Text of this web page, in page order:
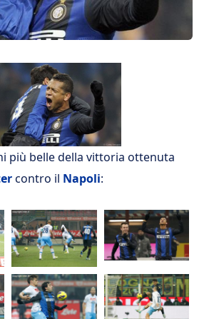
più belle della vittoria ottenuta
contro il Napoli: